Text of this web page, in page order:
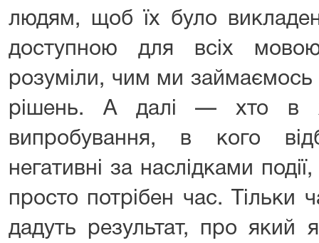
людям, щоб їх було
доступною для всіх
розуміли, чим ми займаємось
рішень. А далі — хто в
випробування, в кого
негативні за наслідками
просто потрібен час. Тільки
дадуть результат, про